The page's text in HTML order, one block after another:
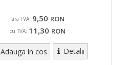
fara TVA: 9,50 RON
cu TVA: 11,30 RON
Adauga in cos Detalii